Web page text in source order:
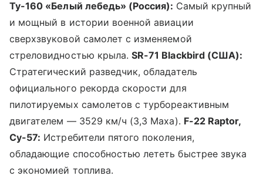
Ту-160 «Белый лебедь» (Россия): Самый крупный
и мощный в истории военной авиации
сверхзвуковой самолет с изменяемой
стреловидностью крыла.SR-71 Blackbird (США):
Стратегический разведчик, обладатель
официального рекорда скорости для
пилотируемых самолетов с турбореактивным
двигателем — 3529 км/ч (3,3 Маха). F-22 Raptor,
Су-57: Истребители пятого поколения,
обладающие способностью лететь быстрее звука
с экономией топлива.